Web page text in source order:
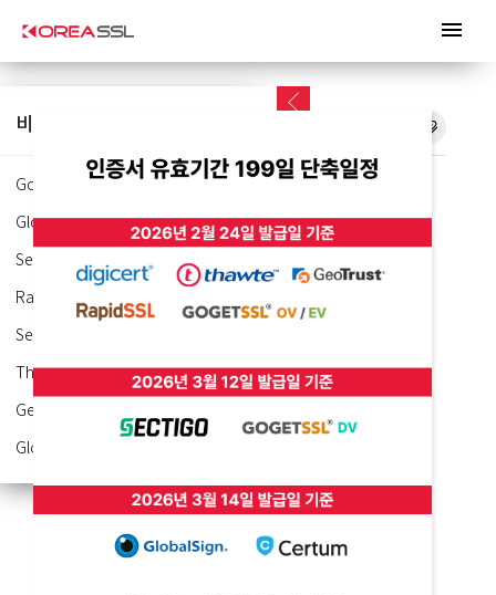
menu
비슷한 인증서
GoGetSSL Wildcard SSL
GlobalSign Alpha Wildcard
Sectigo PositiveSSL Wildcard
RapidSSL Wildcard SSL
Sectigo SSL Wildcard
Thawte SSL123 Wildcard
GeoTrust Premium Wildcard
GlobalSign Domain Wildcard
Essential Wildcard SSL
검증 DV
종류 와일드카드